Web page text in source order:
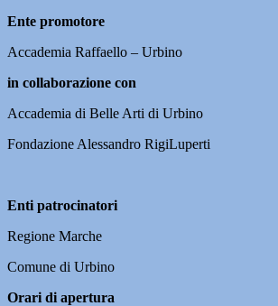
Ente promotore
Accademia Raffaello – Urbino
in collaborazione con
Accademia di Belle Arti di Urbino
Fondazione Alessandro RigiLuperti
Enti patrocinatori
Regione Marche
Comune di Urbino
Orari di apertura